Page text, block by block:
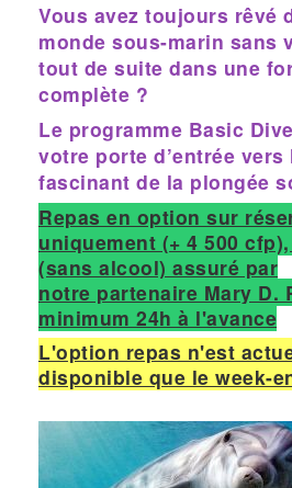
Vous avez toujours rêvé
monde sous-marin sans
tout de suite dans une
complète ?
Le programme Basic
votre porte d’entrée vers
fascinant de la plongée
Repas en option sur
uniquement (+ 4 500
(sans alcool) assuré par
notre partenaire Mary D.
minimum 24h à l'avance
L'option repas n'est
disponible que le week-